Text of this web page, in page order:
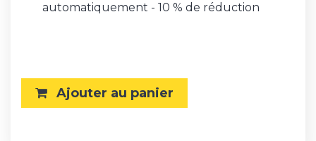
automatiquement - 10 % de réduction
Ajouter au panier